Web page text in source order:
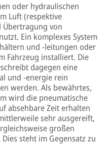
oder hydraulischen
Luft (respektive
von
Ein komplexes System
und -leitungen oder
Fahrzeug installiert. Die
dagegen eine
und -energie rein
werden. Als bewährtes,
wird die pneumatische
absehbare Zeit erhalten
sehr ausgereift,
großen
steht im Gegensatz zu